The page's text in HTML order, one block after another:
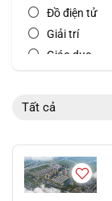
Đồ điện tử
Giải trí
Giáo dục
Kiến thức
Master card
Tất cả